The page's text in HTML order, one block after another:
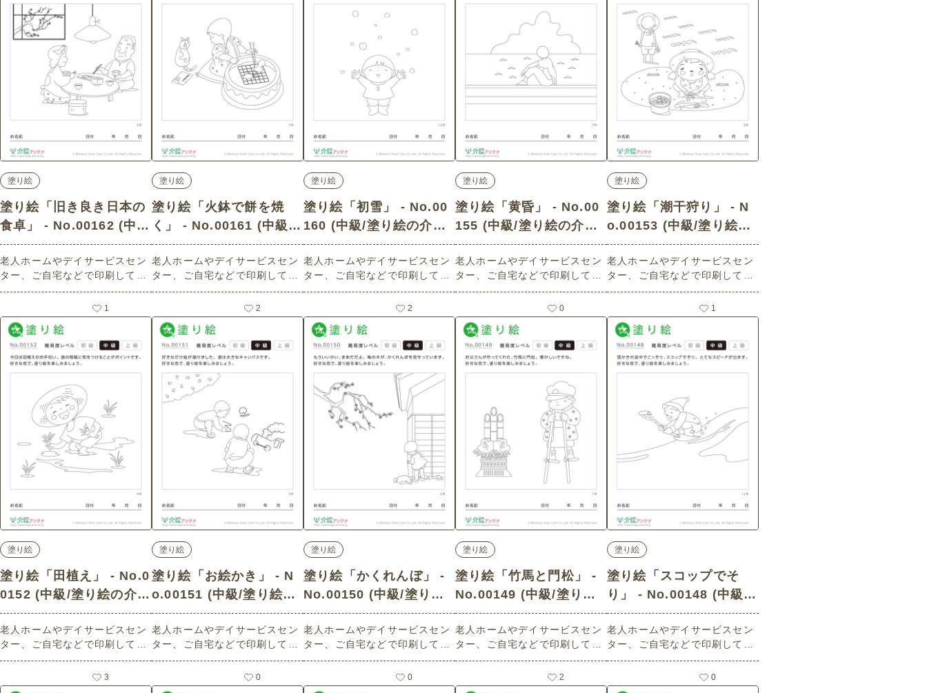
塗り絵
塗り絵「旧き良き日本の
食卓」 - No.00162 (中
級/塗り絵の介護レク素
材)
老人ホームやデイサービスセン
ター、ご自宅などで印刷してお
使いいただける無料の高齢者向
け介護レク素材（塗り絵・中
級）です。
1
塗り絵
塗り絵「火鉢で餅を焼
く」 - No.00161 (中級/
塗り絵の介護レク素材)
老人ホームやデイサービスセン
ター、ご自宅などで印刷してお
使いいただける無料の高齢者向
け介護レク素材（塗り絵・中
級）です。
2
塗り絵
塗り絵「初雪」 - No.00
160 (中級/塗り絵の介護
レク素材)
老人ホームやデイサービスセン
ター、ご自宅などで印刷してお
使いいただける無料の高齢者向
け介護レク素材（塗り絵・中
級）です。
2
塗り絵
塗り絵「黄昏」 - No.00
155 (中級/塗り絵の介護
レク素材)
老人ホームやデイサービスセン
ター、ご自宅などで印刷してお
使いいただける無料の高齢者向
け介護レク素材（塗り絵・中
級）です。
0
塗り絵
塗り絵「潮干狩り」 - N
o.00153 (中級/塗り絵の
介護レク素材)
老人ホームやデイサービスセン
ター、ご自宅などで印刷してお
使いいただける無料の高齢者向
け介護レク素材（塗り絵・中
級）です。
1
塗り絵
塗り絵「田植え」 - No.0
0152 (中級/塗り絵の介護
レク素材)
老人ホームやデイサービスセン
ター、ご自宅などで印刷してお
使いいただける無料の高齢者向
け介護レク素材（塗り絵・中
級）です。
3
塗り絵
塗り絵「お絵かき」 - N
o.00151 (中級/塗り絵の
介護レク素材)
老人ホームやデイサービスセン
ター、ご自宅などで印刷してお
使いいただける無料の高齢者向
け介護レク素材（塗り絵・中
級）です。
0
塗り絵
塗り絵「かくれんぼ」 -
No.00150 (中級/塗り絵
の介護レク素材)
老人ホームやデイサービスセン
ター、ご自宅などで印刷してお
使いいただける無料の高齢者向
け介護レク素材（塗り絵・中
級）です。
0
塗り絵
塗り絵「竹馬と門松」 -
No.00149 (中級/塗り絵
の介護レク素材)
老人ホームやデイサービスセン
ター、ご自宅などで印刷してお
使いいただける無料の高齢者向
け介護レク素材（塗り絵・中
級）です。
2
塗り絵
塗り絵「スコップでそ
り」 - No.00148 (中級/
塗り絵の介護レク素材)
老人ホームやデイサービスセン
ター、ご自宅などで印刷してお
使いいただける無料の高齢者向
け介護レク素材（塗り絵・中
級）です。
0